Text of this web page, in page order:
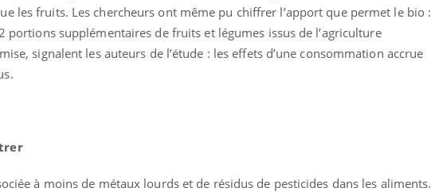
les fruits. Les chercheurs ont même pu chiffrer l’apport que permet le bio :
portions supplémentaires de fruits et légumes issus de l’agriculture
signalent les auteurs de l’étude : les effets d’une consommation accrue
à moins de métaux lourds et de résidus de pesticides dans les aliments.
La sieste empêche-t-elle
de dormir la nuit ?